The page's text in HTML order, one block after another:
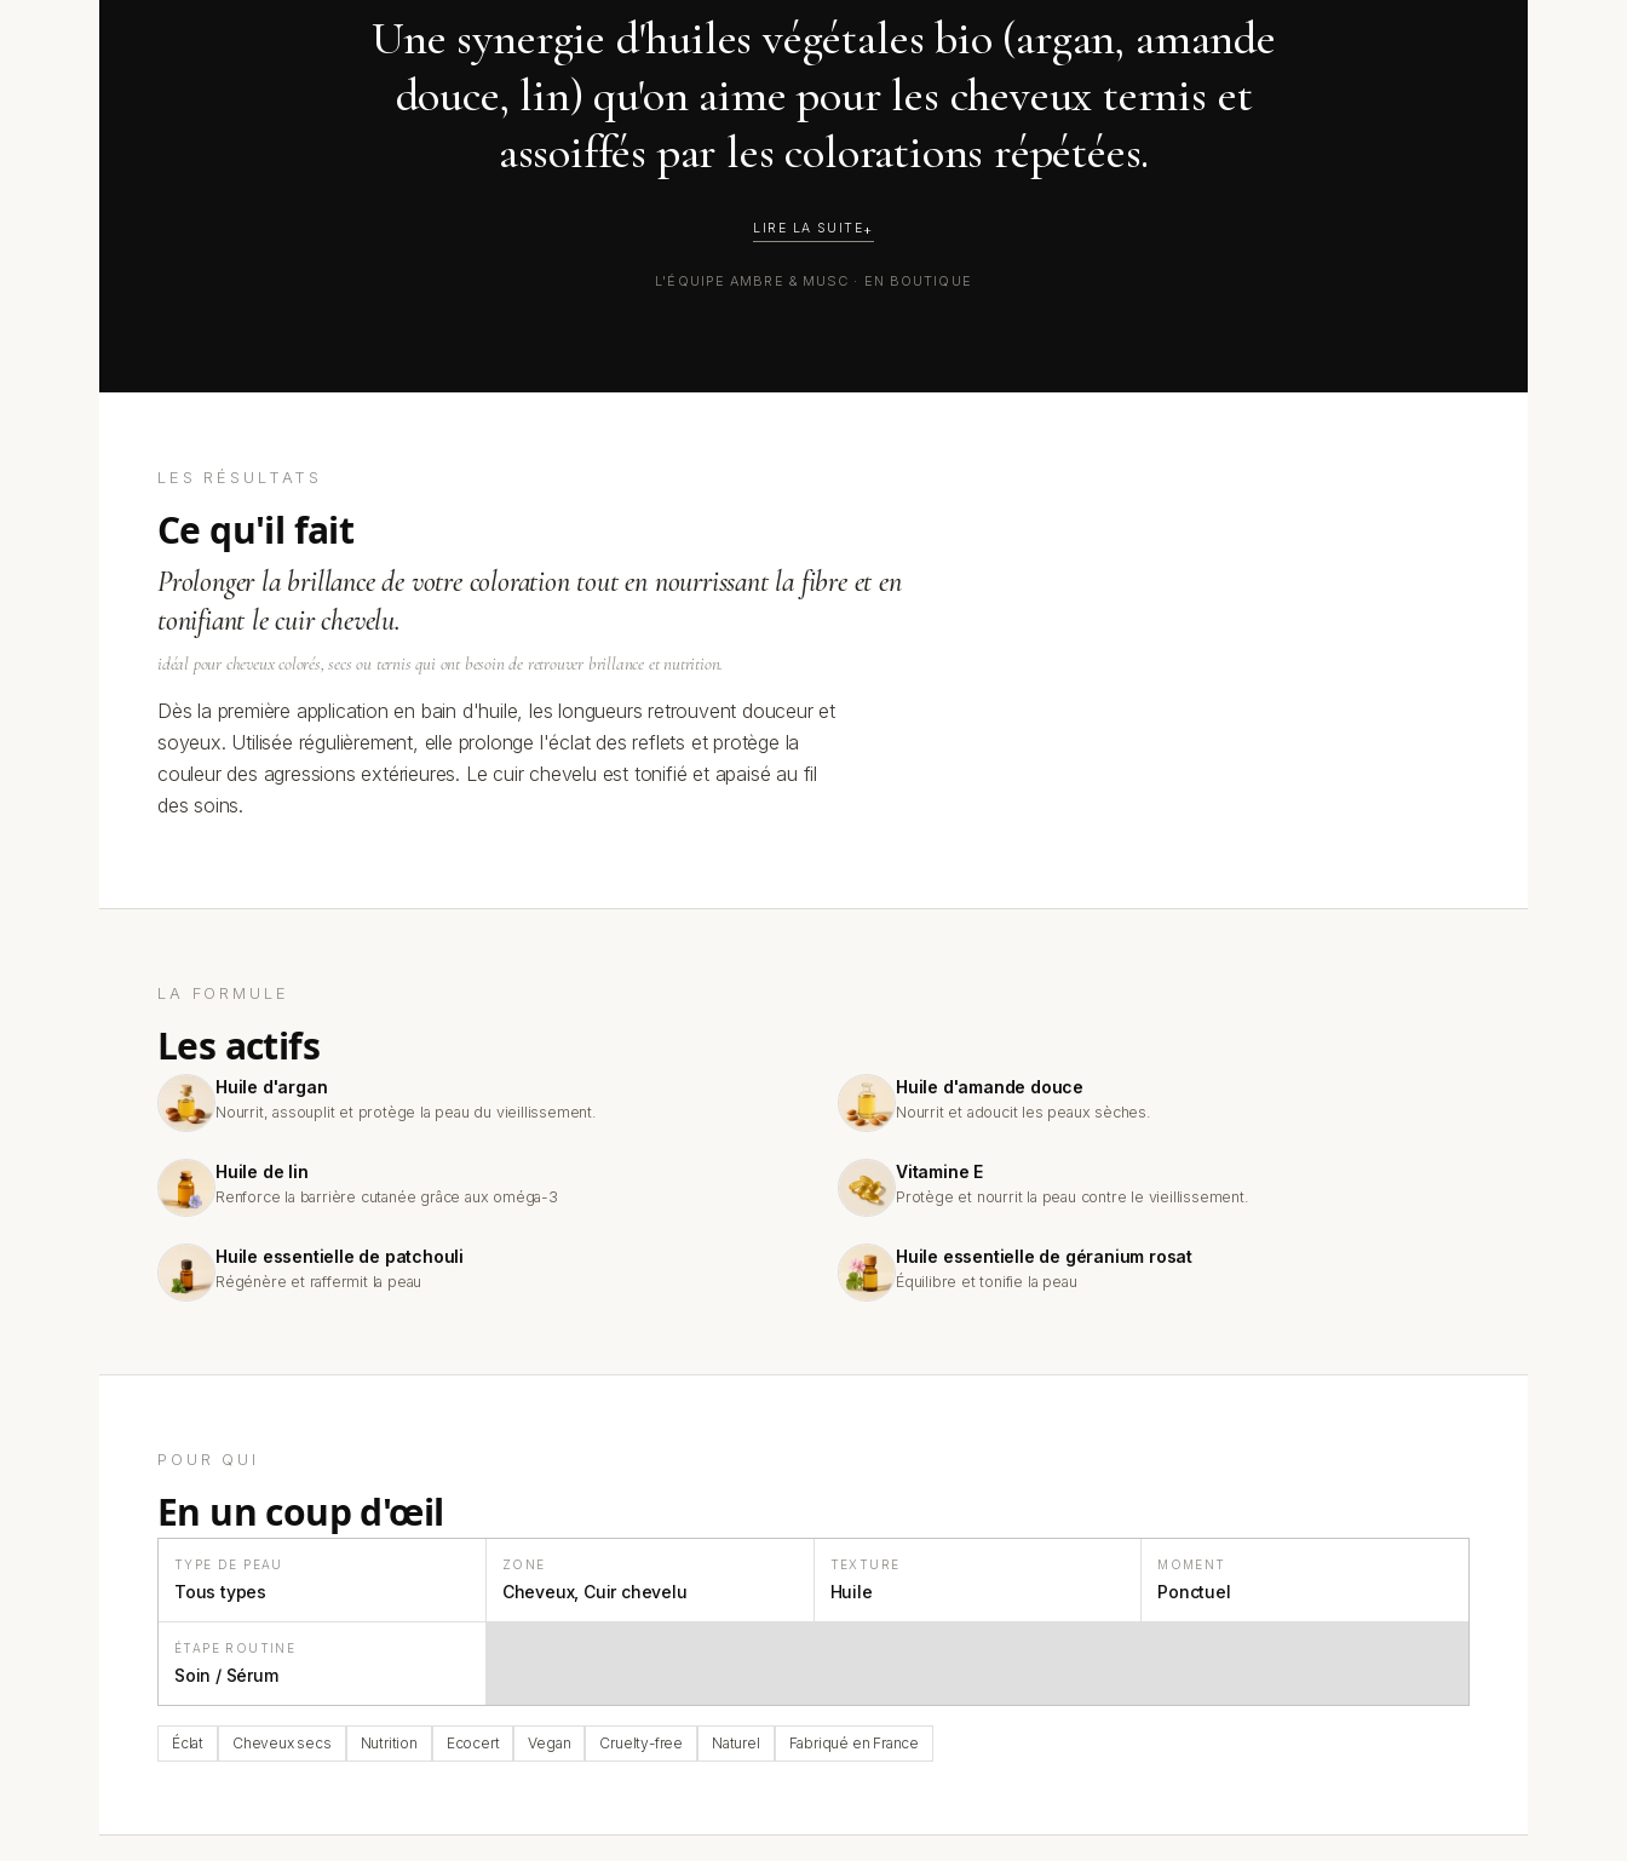
Une synergie d'huiles végétales bio (argan, amande
douce, lin) qu'on aime pour les cheveux ternis et
assoiffés par les colorations répétées.
LIRE LA SUITE
L'ÉQUIPE AMBRE & MUSC · EN BOUTIQUE
LES RÉSULTATS
ce qu'il fait
Prolonger la brillance de votre coloration tout en nourrissant la fibre et en
tonifiant le cuir chevelu.
idéal pour cheveux colorés, secs ou ternis qui ont besoin de retrouver brillance et nutrition.
Dès la première application en bain d'huile, les longueurs retrouvent douceur et
soyeux. Utilisée régulièrement, elle prolonge l'éclat des reflets et protège la
couleur des agressions extérieures. Le cuir chevelu est tonifié et apaisé au fil
des soins.
LA FORMULE
les actifs
Huile d'argan
Nourrit, assouplit et protège la peau du vieillissement.
Huile d'amande douce
Nourrit et adoucit les peaux sèches.
Huile de lin
Renforce la barrière cutanée grâce aux oméga-3
Vitamine E
Protège et nourrit la peau contre le vieillissement.
Huile essentielle de patchouli
Régénère et raffermit la peau
Huile essentielle de géranium rosat
Équilibre et tonifie la peau
POUR QUI
en un coup d'œil
TYPE DE PEAU
Tous types
ZONE
Cheveux, Cuir chevelu
TEXTURE
Huile
MOMENT
Ponctuel
ÉTAPE ROUTINE
Soin / Sérum
Éclat Cheveux secs Nutrition Ecocert Vegan Cruelty-free Naturel Fabriqué en France